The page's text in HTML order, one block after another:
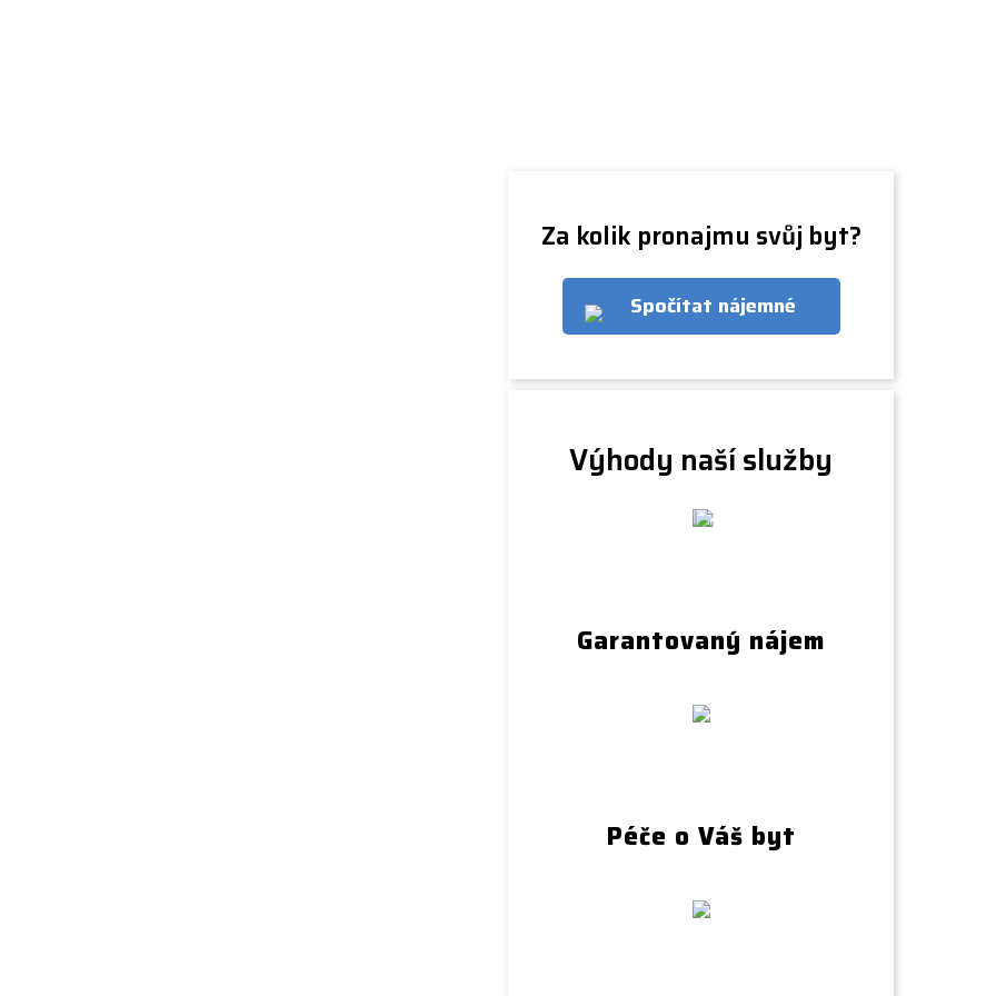
Za kolik pronajmu svůj byt?
Spočítat nájemné
Výhody naší služby
Garantovaný nájem
Péče o Váš byt